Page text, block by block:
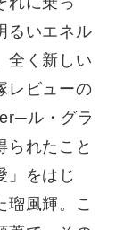
るいエネル
全く新しい
レビューの
ル・グラ
られたこと
」をはじ
瑠風輝。こ